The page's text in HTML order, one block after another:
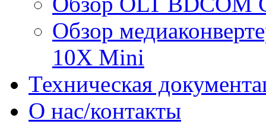
Обзор
10X Mini
Техническая
О нас/контакты